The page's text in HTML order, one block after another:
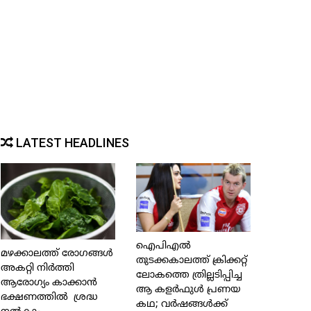
LATEST HEADLINES
മഴക്കാലത്ത് രോഗങ്ങള്‍
അകറ്റി നിര്‍ത്തി
ആരോഗ്യം കാക്കാന്‍
ഭക്ഷണത്തില്‍ ശ്രദ്ധ
ഐപിഎല്‍
തുടക്കകാലത്ത് ക്രിക്കറ്റ്
ലോകത്തെ ത്രില്ലടിപ്പിച്ച
ആ കളര്‍ഫുള്‍ പ്രണയ
കഥ; വര്‍ഷങ്ങള്‍ക്ക്